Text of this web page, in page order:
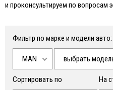
и проконсультируем по вопросам
Фильтр по марке и модели авто:
MAN выбрать
Сортировать по На